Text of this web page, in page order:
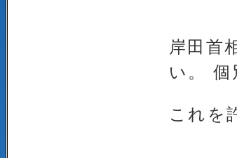
岸田首
い。 個
これを